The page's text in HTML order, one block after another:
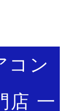
コン
店 一